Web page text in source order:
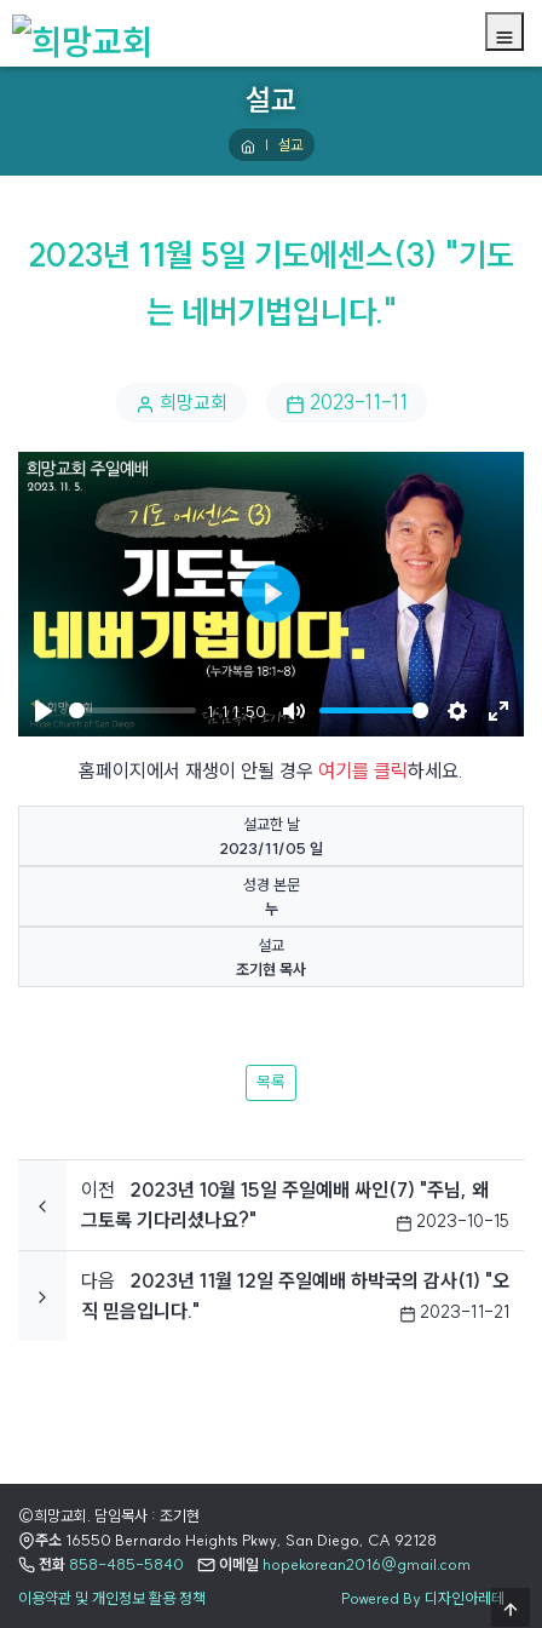
설교
설교
2023년 11월 5일 기도에센스(3) "기도
는 네버기법입니다."
희망교회 2023-11-11
Play
1:11:50
Mute Settings
Enter
Play
홈페이지에서 재생이 안될 경우 여기를 클릭하세요.
설교한 날
2023/11/05 일
성경 본문
누
설교
조기현 목사
목록
이전
2023년 10월 15일 주일예배 싸인(7) "주님, 왜
그토록 기다리셨나요?"
2023-10-15
다음
2023년 11월 12일 주일예배 하박국의 감사(1) "오
직 믿음입니다."
2023-11-21
©희망교회. 담임목사 : 조기현
주소 16550 Bernardo Heights Pkwy, San Diego, CA 92128
전화 858-485-5840 이메일 hopekorean2016@gmail.com
이용약관 및 개인정보 활용 정책
Powered By 디자인아레테